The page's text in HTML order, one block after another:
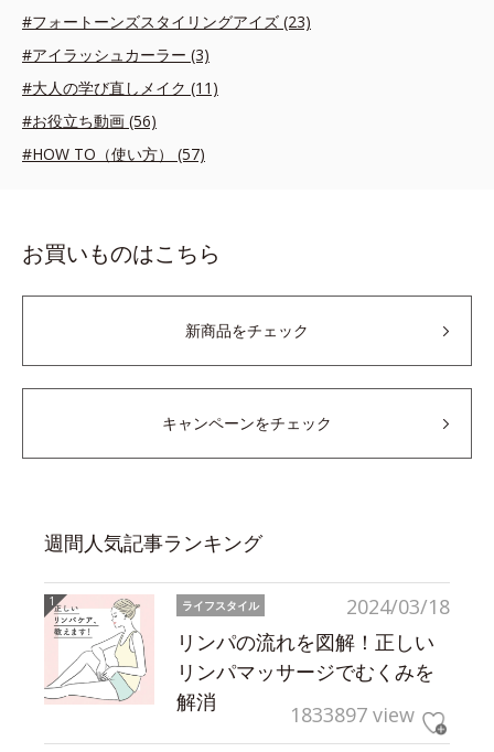
#フォートーンズスタイリングアイズ (23)
#アイラッシュカーラー (3)
#大人の学び直しメイク (11)
#お役立ち動画 (56)
#HOW TO（使い方） (57)
お買いものはこちら
新商品をチェック
キャンペーンをチェック
週間人気記事ランキング
2024/03/18
ライフスタイル
リンパの流れを図解！正しい
リンパマッサージでむくみを
解消
1833897 view